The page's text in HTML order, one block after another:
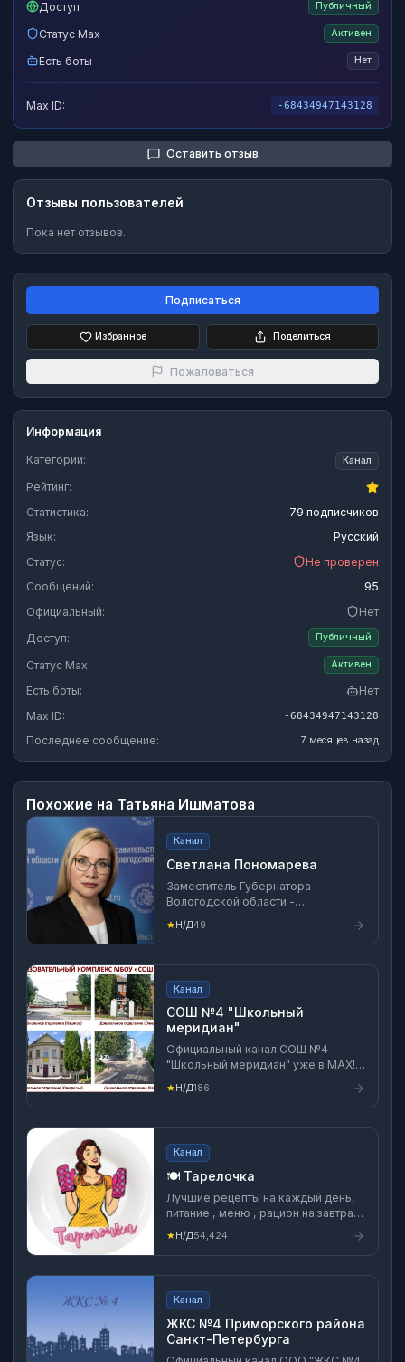
Доступ Публичный
Статус Max Активен
Есть боты Нет
Max ID: -68434947143128
Оставить отзыв
Отзывы пользователей
Пока нет отзывов.
Подписаться
Избранное Поделиться
Пожаловаться
Информация
Категории: Канал
Рейтинг:
Статистика:
79 подписчиков
Язык:
Русский
Статус:
Не проверен
Сообщений:
95
Официальный:
Нет
Доступ:
Публичный
Статус Max: Активен
Есть боты:
Нет
Max ID:
-68434947143128
Последнее сообщение: 7 месяцев назад
Похожие на Татьяна Ишматова
Канал
Светлана Пономарева
Заместитель Губернатора
Вологодской области -
руководитель Аналитического
центра области
★Н/Д49
Канал
СОШ №4 "Школьный
меридиан"
Официальный канал СОШ №4
"Школьный меридиан" уже в MAX!
Будь с нами, будь в курсе событий!
★Н/Д186
Канал
🍽️ Тарелочка
Лучшие рецепты на каждый день,
питание , меню , рацион на завтрак
обед и ужин , низкокалорийные
рецепты, быстрая готовка, еда ,
диетические рецепты , борщ ,
окрошка , салат , постные рецепты
, десерты и многое другое вы
найдете в нашем кулинарном
канале. Контент носит
ознакомительный и
познавательный характер,
★Н/Д54,424
Канал
ЖКС №4 Приморского района
Санкт-Петербурга